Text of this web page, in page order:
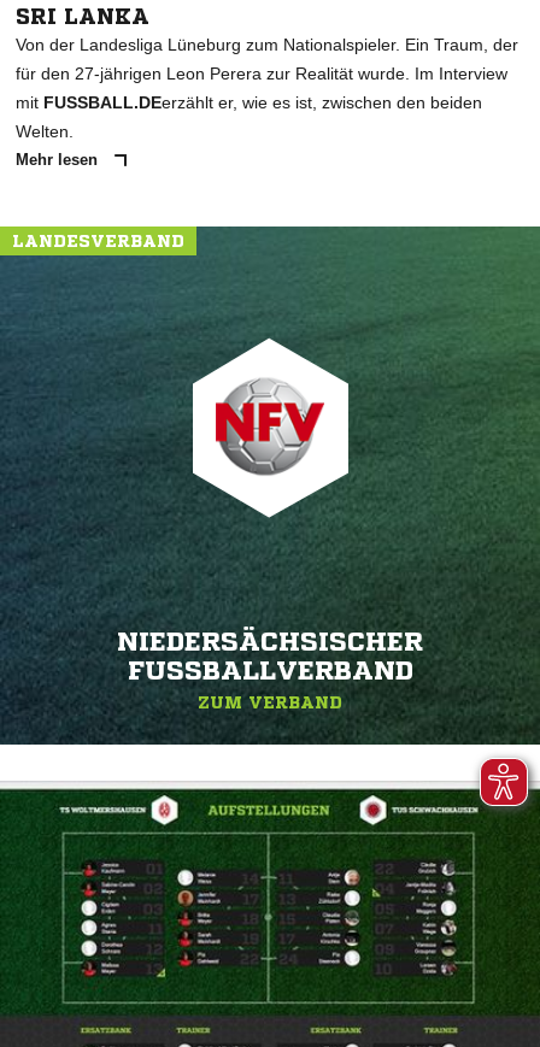
SRI LANKA
Von der Landesliga Lüneburg zum Nationalspieler. Ein Traum, der
für den 27-jährigen Leon Perera zur Realität wurde. Im Interview
mit FUSSBALL.DEerzählt er, wie es ist, zwischen den beiden
Welten.
Mehr lesen
LANDESVERBAND
NIEDERSÄCHSISCHER
FUSSBALLVERBAND
ZUM VERBAND